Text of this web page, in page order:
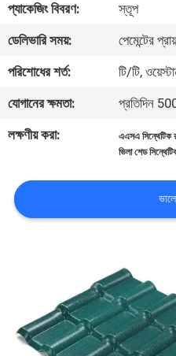
মান
নিয়ন্ত্রণ
যোগাযোগ
করুন
BLOG
উদ্ধৃতির
VR
প্যাকেজিং বিবরণ:
স্তূপ
ডেলিভারি সময়:
পেমেন্টের
পরিশোধের শর্ত:
টি/টি,
যোগানের ক্ষমতা:
প্রতিদিন
লক্ষণীয় করা:
এএসএ সিন্থেটিক
ভিলা শেড